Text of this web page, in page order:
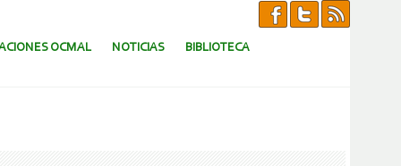
OCMAL NOTICIAS BIBLIOTECA